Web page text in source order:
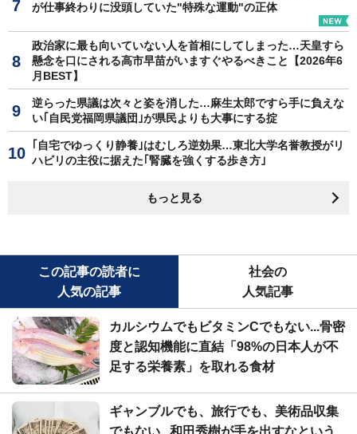
が仕事終わりに没頭していた"特殊な運動"の正体
政治家に最も向いていない人を首相にしてしまった…天皇すら
懸念を口にされる高市早苗がいますぐやるべきこと【2026年6
月BEST】
逆らった県議は次々と姿を消した…麻生太郎ですら手に負えな
い｢自民党福岡県議団｣が県民よりも大事にする掟
｢自宅でゆっくり静養｣はむしろ逆効果…東北大学名誉教授がリ
ハビリの主役に据えた｢腎臓を強くする歩き方｣
もっと見る
この記事の読者に
人気の記事
社会の
人気記事
カルシウムでもビタミンCでもない...骨密
度と認知機能に直結「98%の日本人が不
足する栄養素」を取れる食材
ギャンブルでも、旅行でも、美術品収集